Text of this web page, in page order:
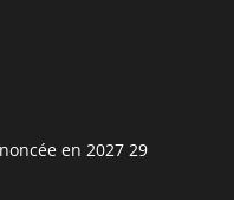
en 2027 29